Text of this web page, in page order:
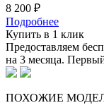
8 200 ₽
Подробнее
Купить в 1 клик
Предоставляем
на 3 месяца.
ПОХОЖИЕ